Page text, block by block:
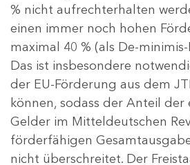
% nicht aufrechterhalten
einen immer noch hohen
maximal 40 % (als De-
Das ist insbesondere
der EU-Förderung aus dem
können, sodass der Anteil der
Gelder im Mitteldeutschen
förderfähigen
nicht überschreitet. Der